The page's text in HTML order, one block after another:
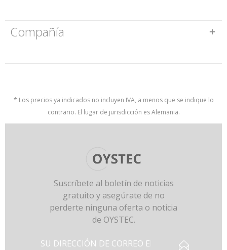
Compañía
* Los precios ya indicados no incluyen IVA, a menos que se indique lo
contrario. El lugar de jurisdicción es Alemania.
Suscríbete al boletín de noticias
gratuito y asegúrate de no
perderte ninguna oferta o noticia
de OYSTEC.